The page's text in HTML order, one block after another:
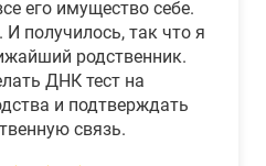
его имущество себе.
получилось, так что я
родственник.
ДНК тест на
и подтверждать
связь.